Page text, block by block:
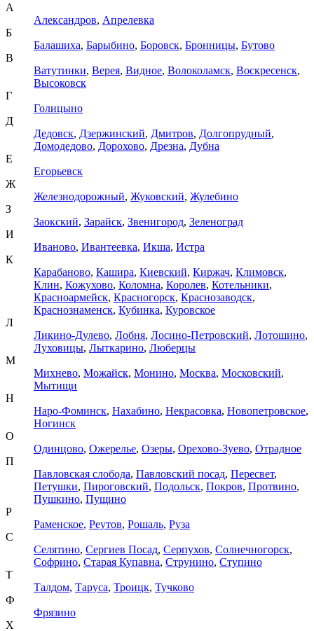
А
Александров, Апрелевка
Б
Балашиха, Барыбино, Боровск, Бронницы, Бутово
В
Ватутинки, Верея, Видное, Волоколамск, Воскресенск,
Высоковск
Г
Голицыно
Д
Дедовск, Дзержинский, Дмитров, Долгопрудный,
Домодедово, Дорохово, Дрезна, Дубна
Е
Егорьевск
Ж
Железнодорожный, Жуковский, Жулебино
З
Заокский, Зарайск, Звенигород, Зеленоград
И
Иваново, Ивантеевка, Икша, Истра
К
Карабаново, Кашира, Киевский, Киржач, Климовск,
Клин, Кожухово, Коломна, Королев, Котельники,
Красноармейск, Красногорск, Краснозаводск,
Краснознаменск, Кубинка, Куровское
Л
Ликино-Дулево, Лобня, Лосино-Петровский, Лотошино,
Луховицы, Лыткарино, Люберцы
М
Михнево, Можайск, Монино, Москва, Московский,
Мытищи
Н
Наро-Фоминск, Нахабино, Некрасовка, Новопетровское,
Ногинск
О
Одинцово, Ожерелье, Озеры, Орехово-Зуево, Отрадное
П
Павловская слобода, Павловский посад, Пересвет,
Петушки, Пироговский, Подольск, Покров, Протвино,
Пушкино, Пущино
Р
Раменское, Реутов, Рошаль, Руза
С
Селятино, Сергиев Посад, Серпухов, Солнечногорск,
Софрино, Старая Купавна, Струнино, Ступино
Т
Талдом, Таруса, Троицк, Тучково
Ф
Фрязино
Х